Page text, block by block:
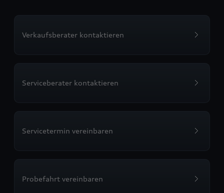
Verkaufsberater kontaktieren
Serviceberater kontaktieren
Servicetermin vereinbaren
Probefahrt vereinbaren